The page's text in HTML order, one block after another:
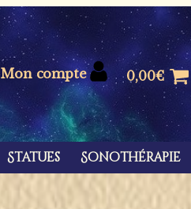
Mon compte 0,00€
Statues Sonothérapie